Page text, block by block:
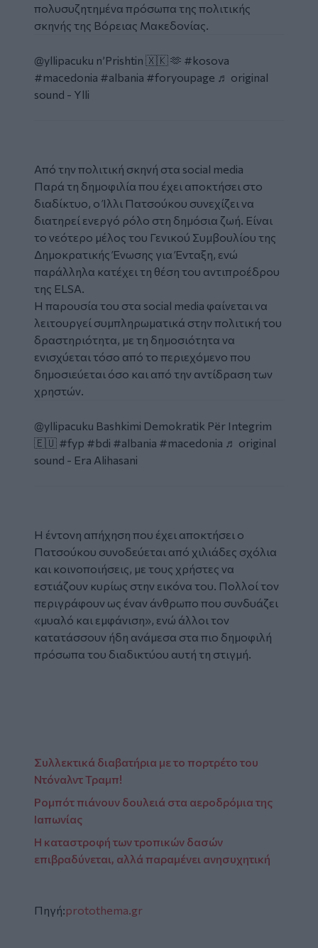
πολυσυζητημένα πρόσωπα της πολιτικής
σκηνής της Βόρειας Μακεδονίας.
Embed
@yllipacuku n’Prishtin 🇽🇰 🫶 #kosova
#macedonia #albania #foryoupagе ♬ original
sound - Ylli
Από την πολιτική σκηνή στα social media
Παρά τη δημοφιλία που έχει αποκτήσει στο
διαδίκτυο, ο Ίλλι Πατσούκου συνεχίζει να
διατηρεί ενεργό ρόλο στη δημόσια ζωή. Είναι
το νεότερο μέλος του Γενικού Συμβουλίου της
Δημοκρατικής Ένωσης για Ένταξη, ενώ
παράλληλα κατέχει τη θέση του αντιπροέδρου
της ELSA.
Η παρουσία του στα social media φαίνεται να
λειτουργεί συμπληρωματικά στην πολιτική του
δραστηριότητα, με τη δημοσιότητα να
ενισχύεται τόσο από το περιεχόμενο που
δημοσιεύεται όσο και από την αντίδραση των
χρηστών.
Embed
@yllipacuku Bashkimi Demokratik Për Integrim
🇪🇺 #fyp #bdi #albania #macedonia ♬ original
sound - Era Alihasani
Η έντονη απήχηση που έχει αποκτήσει ο
Πατσούκου συνοδεύεται από χιλιάδες σχόλια
και κοινοποιήσεις, με τους χρήστες να
εστιάζουν κυρίως στην εικόνα του. Πολλοί τον
περιγράφουν ως έναν άνθρωπο που συνδυάζει
«μυαλό και εμφάνιση», ενώ άλλοι τον
κατατάσσουν ήδη ανάμεσα στα πιο δημοφιλή
πρόσωπα του διαδικτύου αυτή τη στιγμή.
Συλλεκτικά διαβατήρια με το πορτρέτο του
Ντόναλντ Τραμπ!
Ρομπότ πιάνουν δουλειά στα αεροδρόμια της
Ιαπωνίας
Η καταστροφή των τροπικών δασών
επιβραδύνεται, αλλά παραμένει ανησυχητική
Πηγή:protothema.gr